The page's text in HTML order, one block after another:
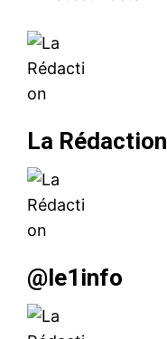
La Rédaction
@le1info